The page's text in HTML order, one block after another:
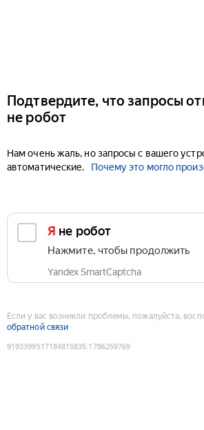
Подтвердите, что запросы
не робот
Нам очень жаль, но запросы с вашего
автоматические.
Почему это могло
Я не робот
Нажмите, чтобы продолжить
Yandex SmartCaptcha
Если у вас возникли проблемы, пожалуйста,
обратной связи
9193399517184815835:1786259769